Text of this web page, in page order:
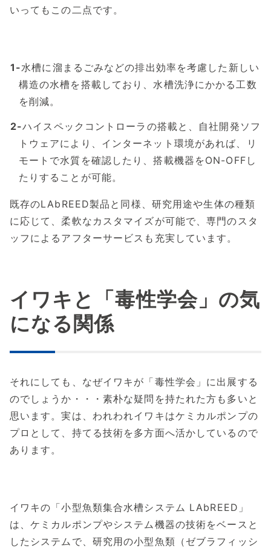
いってもこの二点です。
水槽に溜まるごみなどの排出効率を考慮した新しい
構造の水槽を搭載しており、水槽洗浄にかかる工数
を削減。
ハイスペックコントローラの搭載と、自社開発ソフ
トウェアにより、インターネット環境があれば、リ
モートで水質を確認したり、搭載機器をON-OFFし
たりすることが可能。
既存のLAbREED製品と同様、研究用途や生体の種類
に応じて、柔軟なカスタマイズが可能で、専門のスタ
ッフによるアフターサービスも充実しています。
イワキと「毒性学会」の気
になる関係
それにしても、なぜイワキが「毒性学会」に出展する
のでしょうか・・・素朴な疑問を持たれた方も多いと
思います。実は、われわれイワキはケミカルポンプの
プロとして、持てる技術を多方面へ活かしているので
あります。
イワキの「小型魚類集合水槽システム LAbREED」
は、ケミカルポンプやシステム機器の技術をベースと
したシステムで、研究用の小型魚類（ゼブラフィッシ